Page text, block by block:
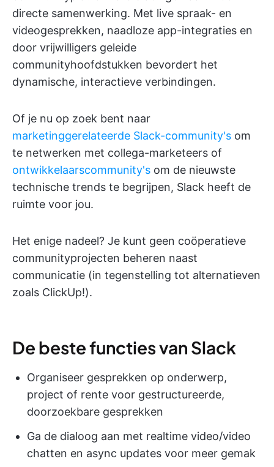
directe samenwerking. Met live spraak- en
videogesprekken, naadloze app-integraties en
door vrijwilligers geleide
communityhoofdstukken bevordert het
dynamische, interactieve verbindingen.
Of je nu op zoek bent naar
marketinggerelateerde Slack-community's om
te netwerken met collega-marketeers of
ontwikkelaarscommunity's om de nieuwste
technische trends te begrijpen, Slack heeft de
ruimte voor jou.
Het enige nadeel? Je kunt geen coöperatieve
communityprojecten beheren naast
communicatie (in tegenstelling tot alternatieven
zoals ClickUp!).
De beste functies van Slack
Organiseer gesprekken op onderwerp,
project of rente voor gestructureerde,
doorzoekbare gesprekken
Ga de dialoog aan met realtime video/video
chatten en async updates voor meer gemak